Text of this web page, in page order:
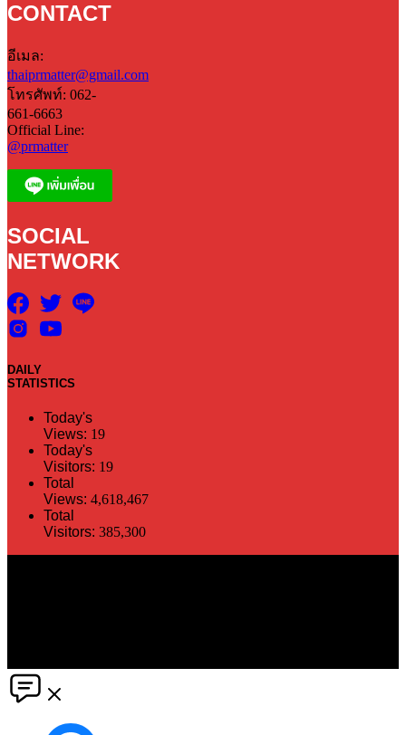
CONTACT
อีเมล:
thaiprmatter@gmail.com
โทรศัพท์: 062-
661-6663
Official Line:
@prmatter
SOCIAL
NETWORK
DAILY
STATISTICS
Today's
Views: 19
Today's
Visitors: 19
Total
Views: 4,618,467
Total
Visitors: 385,300